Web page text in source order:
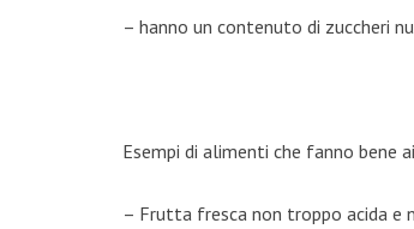
– hanno un contenuto di zuccheri
Esempi di alimenti che fanno bene
– Frutta fresca non troppo acida e